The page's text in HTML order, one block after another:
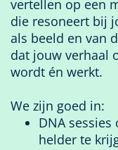
vertellen op een
die resoneert bij
als beeld en van
dat jouw verhaal
wordt én werkt.
We zijn goed in:
DNA sessies
helder te